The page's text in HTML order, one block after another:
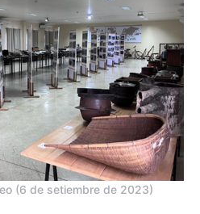
(6 de setiembre de 2023)